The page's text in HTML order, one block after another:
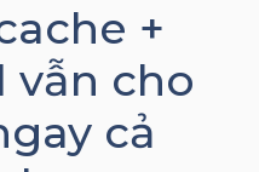
+
vẫn cho
cả